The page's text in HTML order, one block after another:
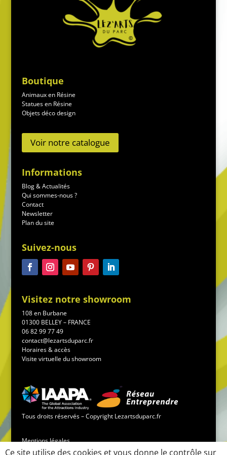
Boutique
Animaux en Résine
Statues en Résine
Objets déco design
Voir notre catalogue
Informations
Blog & Actualités
Qui sommes-nous ?
Contact
Newsletter
Plan du site
Suivez-nous
Visitez notre showroom
108 en Burbane
01300 BELLEY – FRANCE
06 82 99 77 49
contact@lezartsduparc.fr
Horaires & accès
Visite virtuelle du showroom
Tous droits réservés – Copyright Lezartsduparc.fr
Mentions légales
Ce site utilise des cookies et vous donne le contrôle sur